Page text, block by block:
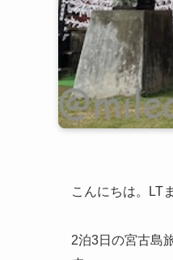
こんにちは。LT
2泊3日の宮古島